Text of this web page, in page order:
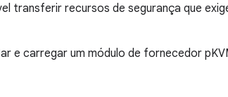
transferir recursos de segurança que
e carregar um módulo de fornecedor